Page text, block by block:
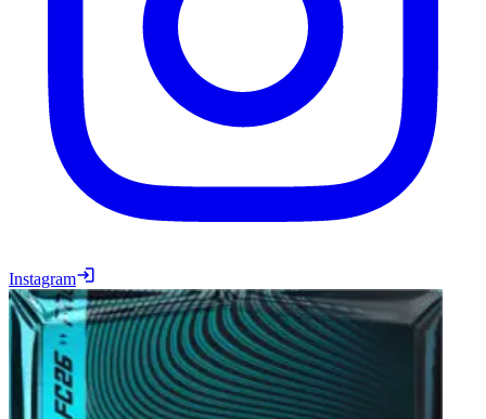
Instagram